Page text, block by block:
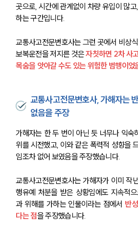
곳으로, 시간에 관계없이 차량 유입이 많
하는 구간입니다.
교통사고전문변호사는 그런 곳에서 비상
보복운전을 저지른 것은자칫하면 2차 사
목숨을 앗아갈 수도 있는 위험한 범행이었
교통사고전문변호사, 가해자는
없음을 주장
가해자는 한 두 번이 아닌 듯 너무나 익숙
위를 시전했고, 이와 같은 폭력적 성향을
임조차 없어 보였음을 주장했습니다.
교통사고전문변호사는 가해자가 이미 작
행유예 처분을 받은 상황임에도 지속적
과 위해를 가하는 인물이라는 점에서 반
다는 점을 주장했습니다.